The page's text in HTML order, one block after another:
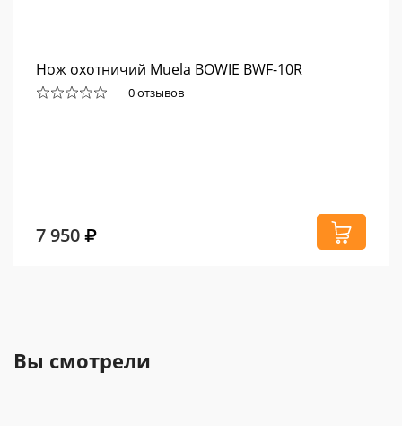
Нож охотничий Muela BOWIE BWF-10R
0 отзывов
7 950
Вы смотрели